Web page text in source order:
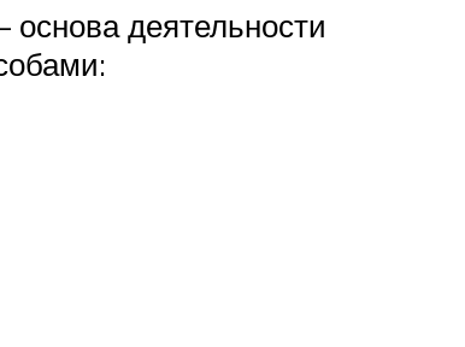
деятельности